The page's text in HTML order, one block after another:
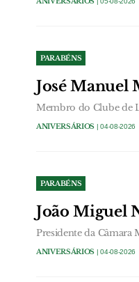
PARABÉNS
José Manuel
Membro do Clube de
ANIVERSÁRIOS | 04-08-2026
PARABÉNS
João Miguel
Presidente da Câmara
ANIVERSÁRIOS | 04-08-2026